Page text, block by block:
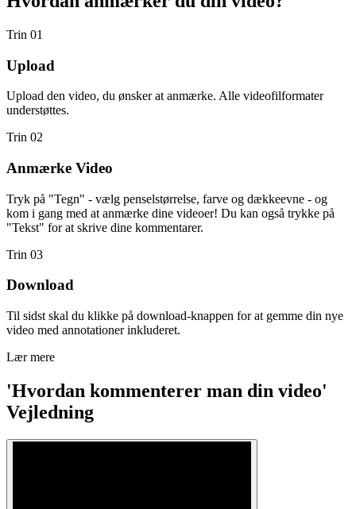
Trin 01
Upload
Upload den video, du ønsker at anmærke. Alle videofilformater
understøttes.
Trin 02
Anmærke Video
Tryk på "Tegn" - vælg penselstørrelse, farve og dækkeevne - og
kom i gang med at anmærke dine videoer! Du kan også trykke på
"Tekst" for at skrive dine kommentarer.
Trin 03
Download
Til sidst skal du klikke på download-knappen for at gemme din nye
video med annotationer inkluderet.
Lær mere
'Hvordan kommenterer man din video'
Vejledning